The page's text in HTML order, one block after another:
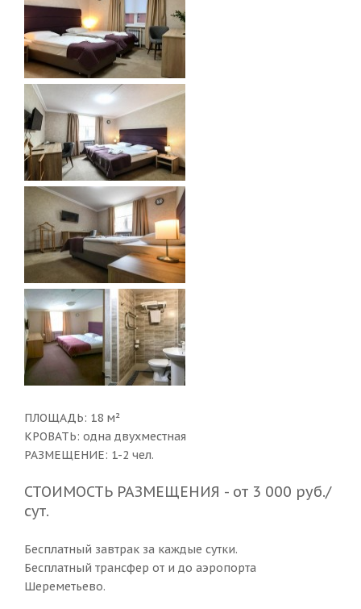
ПЛОЩАДЬ: 18 м²
КРОВАТЬ: одна двухместная
РАЗМЕЩЕНИЕ: 1-2 чел.
СТОИМОСТЬ РАЗМЕЩЕНИЯ - от 3 000 руб./
сут.
Бесплатный завтрак за каждые сутки.
Бесплатный трансфер от и до аэропорта
Шереметьево.